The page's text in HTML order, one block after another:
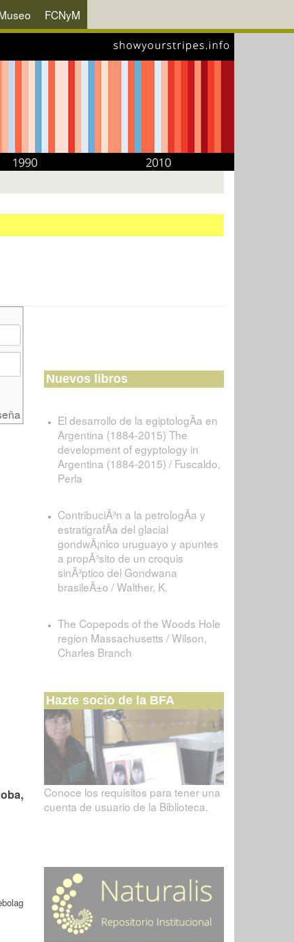
FCNyM
Nuevos libros
El desarrollo de la egiptologÃ­a en
Argentina (1884-2015) The
development of egyptology in
Argentina (1884-2015) / Fuscaldo,
Perla
ContribuciÃ³n a la petrologÃ­a y
estratigrafÃ­a del glacial
gondwÃ¡nico uruguayo y apuntes
a propÃ³sito de un croquis
sinÃ³ptico del Gondwana
brasileÃ±o / Walther, K.
The Copepods of the Woods Hole
region Massachusetts / Wilson,
Charles Branch
Hazte socio de la BFA
Conoce los requisitos para tener una
cuenta de usuario de la Biblioteca.